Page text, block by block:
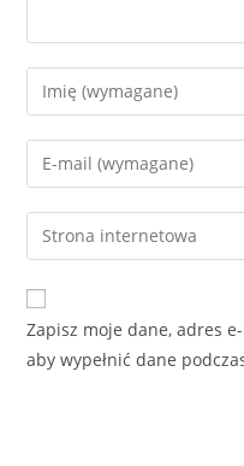
Zapisz moje dane, adres
aby wypełnić dane